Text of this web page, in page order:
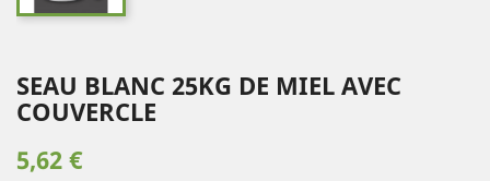
SEAU BLANC 25KG DE MIEL AVEC
COUVERCLE
5,62 €